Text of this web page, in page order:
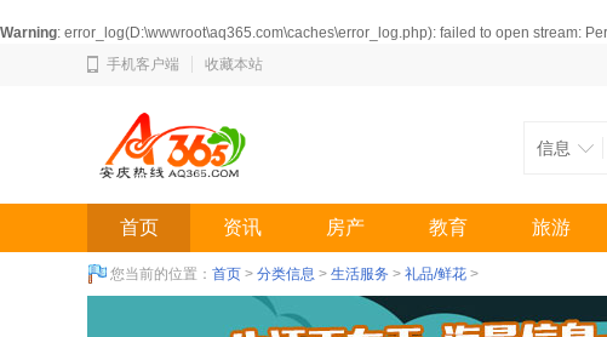
Warning: error_log(D:\wwwroot\aq365.com\caches\error_log.php): failed to open stream:
手机客户端
收藏本站
信息
首页 资讯 房产 教育 旅游
您当前的位置： 首页 > 分类信息 > 生活服务 > 礼品/鲜花 >